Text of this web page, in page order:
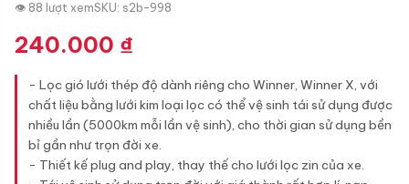
👁 88 lượt xemSKU: s2b-998
240.000 ₫
- Lọc gió lưới thép độ dành riêng cho Winner, Winner X, với
chất liệu bằng lưới kim loại lọc có thể vệ sinh tái sử dụng được
nhiều lần (5000km mỗi lần vệ sinh), cho thời gian sử dụng bền
bỉ gần như trọn đời xe.
- Thiết kế plug and play, thay thế cho lưới lọc zin của xe.